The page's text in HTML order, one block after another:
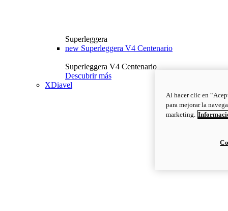
Superleggera
new Superleggera V4 Centenario
Superleggera V4 Centenario
Descubrir más
XDiavel
Al hacer clic en
para mejorar la
marketing.